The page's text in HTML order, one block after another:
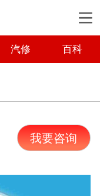
汽修 百科
我要咨询